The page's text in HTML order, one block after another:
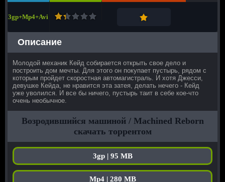
3gp+Mp4+Avi
Описание
Молодой механик Кейд собирается открыть свое дело и
построить дом мечты. Для этого он покупает пустырь, рядом с
которым пройдет скоростная автомагистраль. И хотя Джесси,
девушке Кейда, не нравится эта затея, делать нечего - Кейд
уже уволился. И все бы ничего, пустырь таит в себе кое-что
очень необычное.
Возродившийся машиной / Machined Reborn
скачать торрентом
3gp | 95 MB
Mp4 | 280 MB